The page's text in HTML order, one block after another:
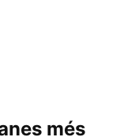
més